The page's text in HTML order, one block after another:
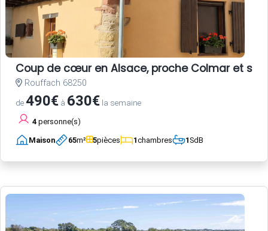
Coup de cœur en Alsace, proche Colmar et
Rouffach 68250
de490€ à 630€ la semaine
4 personne(s)
Maison 65m² 5pièces 1chambres 1SdB